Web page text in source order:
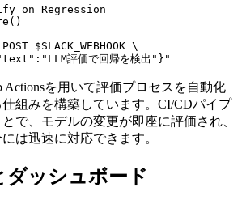
on Regression
$SLACK_WEBHOOK \
Actionsを用いて評価プロセスを自動化
組みを構築しています。CI/CDパイプ
で、モデルの変更が即座に評価され、
は迅速に対応できます。
ダッシュボード